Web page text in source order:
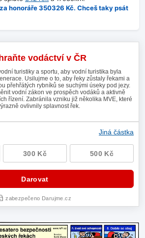
honoráře 350326 Kč. Chceš taky psát